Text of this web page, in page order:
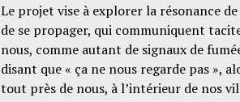
Le projet vise à explorer la résonance
de se propager, qui communiquent
nous, comme autant de signaux de
disant que « ça ne nous regarde pas »,
tout près de nous, à l’intérieur de nos